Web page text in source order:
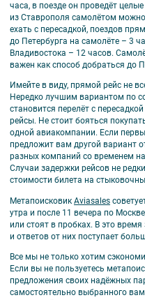
часа, в поезде он проведёт
из Ставрополя самолётом можно
ехать с пересадкой, поездов
до Петербурга на самолёте – 3
Владивостока – 12 часов.
важен как способ добраться до
Имейте в виду, прямой рейс не
Нередко лучшим вариантом по
становится перелёт с
рейсы. Не стоит бояться
одной авиакомпании. Если
предложит вам другой вариант
разных компаний со временем
Случаи задержки рейсов не
стоимости билета на
Метапоисковик Aviasales
утра и после 11 вечера по
или стоят в пробках. В это
и ответов от них поступает
Все мы не только хотим
Если вы не пользуетесь
предложения своих надёжных
самостоятельно выбранного